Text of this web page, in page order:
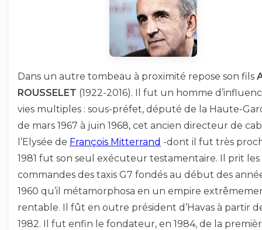
Dans un autre tombeau à proximité repose son fils
ROUSSELET (1922-2016). Il fut un homme
vies multiples : sous-préfet, député de la Haute-
de mars 1967 à juin 1968, cet ancien directeur de
l’Elysée de François Mitterrand -dont il fut très
1981 fut son seul exécuteur testamentaire. Il prit les
commandes des taxis G7 fondés au début des
1960 qu’il métamorphosa en un empire
rentable. Il fût en outre président d’Havas à partir
1982. Il fut enfin le fondateur, en 1984, de la